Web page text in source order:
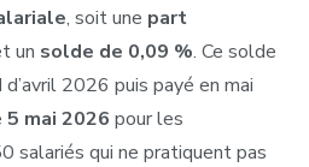
, soit une part
un solde de 0,09 %. Ce solde
2026 puis payé en mai
5 mai 2026 pour les
salariés qui ne pratiquent pas